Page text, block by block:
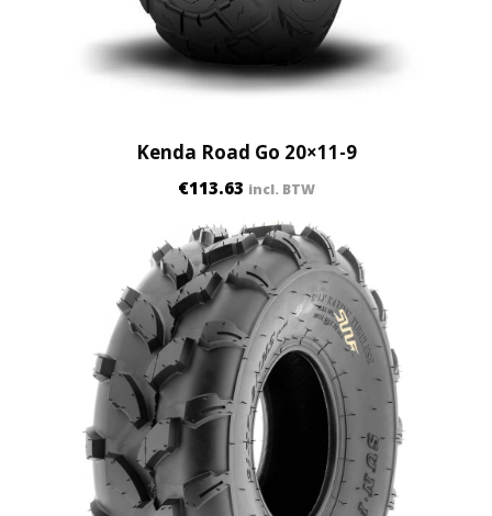
Kenda Road Go 20×11-9
€113.63 incl. BTW